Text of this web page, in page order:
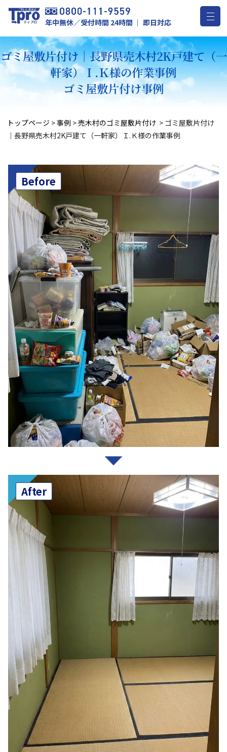
年中無休／受付時間 24時間 ｜ 即日対応
ゴミ屋敷片付け｜長野県売木村2K戸建て（一
軒家）Ｉ.Ｋ様の作業事例
ゴミ屋敷片付け事例
トップページ >事例 >売木村のゴミ屋敷片付け > ゴミ屋敷片付け
｜長野県売木村2K戸建て（一軒家）Ｉ.Ｋ様の作業事例
Before
After